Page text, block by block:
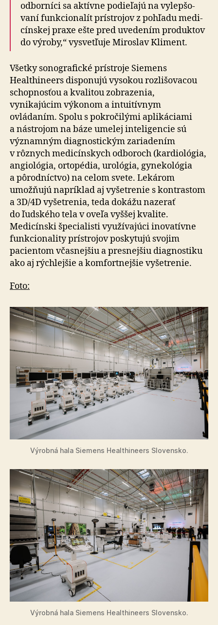
odborníci sa aktívne podieľajú na vy­lep­šo­
vaní funkcionalít prístrojov z pohľadu me­di­
cín­skej praxe ešte pred uve­dením pro­duktov
do výroby,“ vysvetľuje Miroslav Kliment.
Všetky sonografické prístroje Siemens
Healthineers disponujú vysokou roz­li­šo­va­cou
schop­nosťou a kva­litou zobrazenia,
vynikajúcim výkonom a in­tu­i­tív­nym
ovládaním. Spolu s po­kro­či­lými aplikáciami
a nástrojom na báze umelej inte­li­gencie sú
významným diagnostickým zariadením
v rôznych medicínskych odboroch (kardiológia,
angiológia, ortopédia, urológia, gyne­ko­lógia
a pôrodníctvo) na celom svete. Lekárom
umožňujú napríklad aj vyšetrenie s kontrastom
a 3D/4D vyšetrenia, teda dokážu nazerať
do ľudského tela v oveľa vyššej kvalite.
Medicínski špecialisti využívajúci inovatívne
funkcionality prístrojov poskytujú svojim
pacientom včasnejšiu a presnejšiu diagnostiku
ako aj rýchlejšie a kom­fortnejšie vy­še­tre­nie.
Foto:
Výrobná hala Siemens Healthineers Slovensko.
Výrobná hala Siemens Healthineers Slovensko.